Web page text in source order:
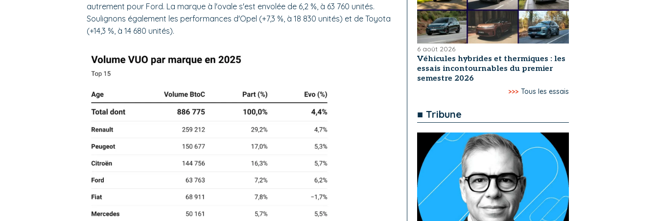
autrement pour Ford. La marque à l'ovale s'est envolée de 6,2 %, à 63 760 unités.
Soulignons également les performances d'Opel (+7,3 %, à 18 830 unités) et de Toyota
(+14,3 %, à 14 680 unités).
6 août 2026
Véhicules hybrides et thermiques : les
essais incontournables du premier
semestre 2026
>>> Tous les essais
■ Tribune